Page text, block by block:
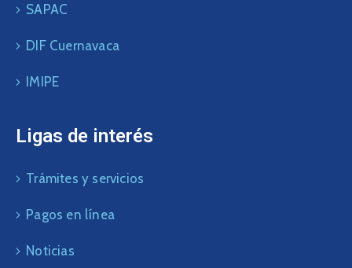
SAPAC
DIF Cuernavaca
IMIPE
Ligas de interés
Trámites y servicios
Pagos en línea
Noticias